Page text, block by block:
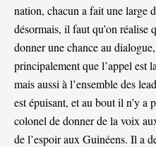
nation, chacun a fait une large
désormais, il faut qu’on réalise
donner une chance au
principalement que l’appel est
mais aussi à l’ensemble des
est épuisant, et au bout il n’y a
colonel de donner de la voix
de l’espoir aux Guinéens. Il a